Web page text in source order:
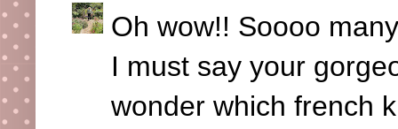
Oh wow!! Soooo
I must say your
wonder which french